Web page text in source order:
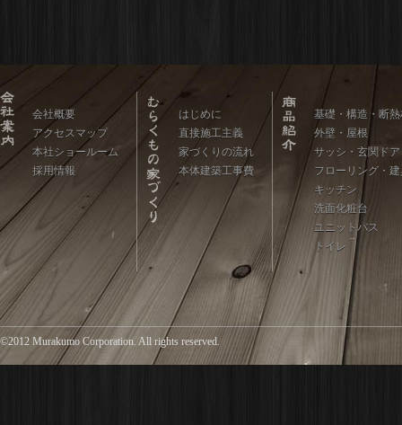
会社概要
アクセスマップ
本社ショールーム
採用情報
はじめに
直接施工主義
家づくりの流れ
本体建築工事費
基礎・構造・断
外壁・屋根
サッシ・玄関ドア
フローリング・
キッチン
洗面化粧台
ユニットバス
トイレ
©2012 Murakumo Corporation. All rights reserved.